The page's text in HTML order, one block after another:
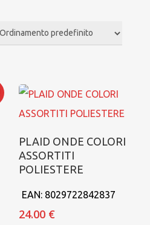
Aggiungi al carrello
PLAID ONDE COLORI
ASSORTITI
POLIESTERE
EAN: 8029722842837
24.00 €